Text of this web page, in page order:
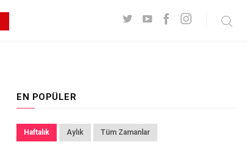
EN POPÜLER
Haftalık Aylık Tüm Zamanlar